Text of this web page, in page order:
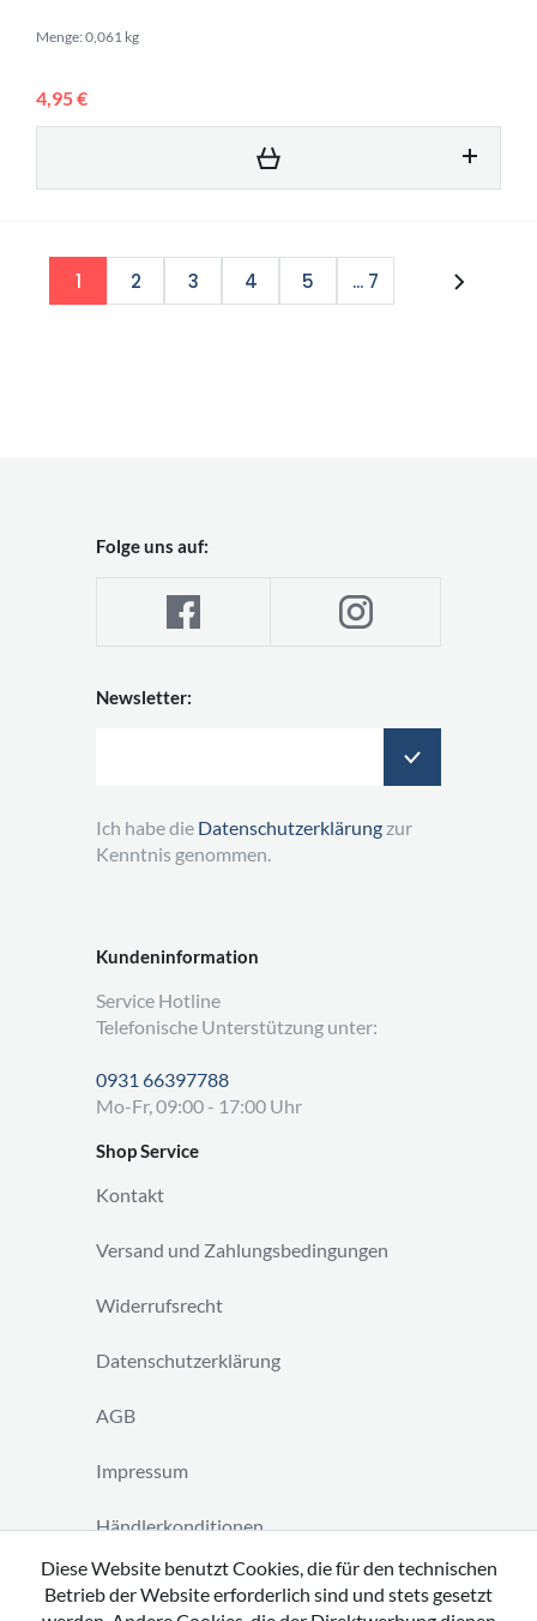
Menge: 0,061 kg
4,95 €
1 2 3 4 5 ... 7
Kundeninformation
Service Hotline
Telefonische Unterstützung unter:
0931 66397788
Mo-Fr, 09:00 - 17:00 Uhr
Shop Service
Kontakt
Versand und Zahlungsbedingungen
Widerrufsrecht
Datenschutzerklärung
AGB
Impressum
Händlerkonditionen
Vertrag widerrufen
Folge uns auf:
Newsletter:
Ich habe die Datenschutzerklärung zur
Kenntnis genommen.
Diese Website benutzt Cookies, die für den technischen
Betrieb der Website erforderlich sind und stets gesetzt